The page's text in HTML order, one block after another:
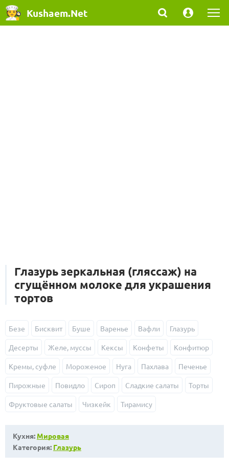
Kushaem.Net
Глазурь зеркальная (гляссаж) на
сгущённом молоке для украшения
тортов
Безе Бисквит Буше Варенье Вафли Глазурь
Десерты Желе, муссы Кексы Конфеты Конфитюр
Кремы, суфле Мороженое Нуга Пахлава Печенье
Пирожные Повидло Сироп Сладкие салаты Торты
Фруктовые салаты Чизкейк Тирамису
Кухня: Мировая
Категория: Глазурь